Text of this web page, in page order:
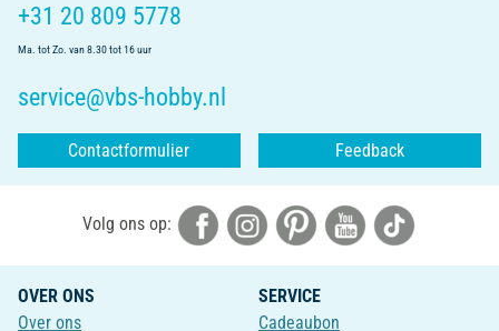
+31 20 809 5778
Ma. tot Zo. van 8.30 tot 16 uur
service@vbs-hobby.nl
Contactformulier Feedback
Volg ons op:
OVER ONS
Over ons
SERVICE
Cadeaubon